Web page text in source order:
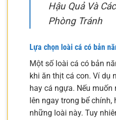
Hậu Quả Và
Phòng Tránh
Lựa chọn loài cá có bản
Một số loài cá có bản
khi ăn thịt cá con. Ví dụ
hay cá ngựa. Nếu
lên ngay trong bể
những loài này. Tuy